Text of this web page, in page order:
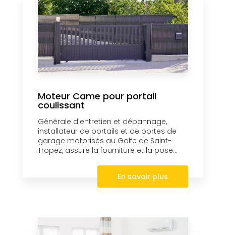
Moteur Came pour portail
coulissant
Générale d'entretien et dépannage,
installateur de portails et de portes de
garage motorisés au Golfe de Saint-
Tropez, assure la fourniture et la pose...
En savoir plus